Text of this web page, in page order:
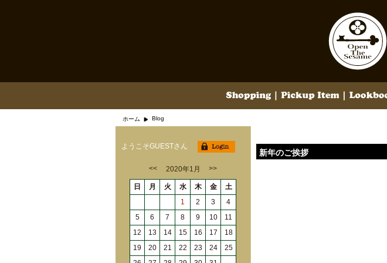
ホーム Blog
新年のご挨拶
ようこそGUESTさん
<< 2020年1月 >>
日 月 火 水 木 金
土
1
2 3
4
5
6 7 8 9 10
11
12
13 14 15 16 17
18
19
20 21 22 23 24
25